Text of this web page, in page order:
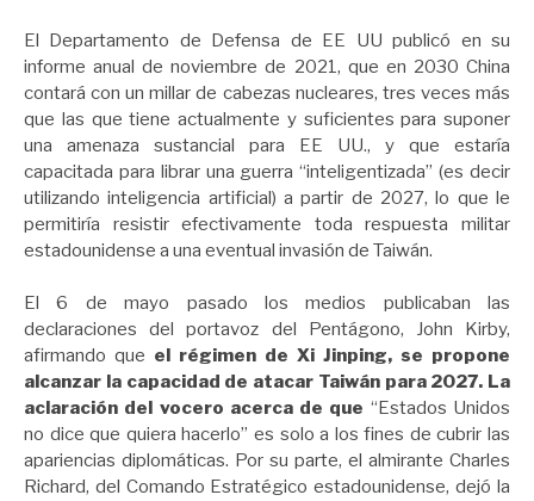
El Departamento de Defensa de EE UU publicó en su
informe anual de noviembre de 2021, que en 2030 China
contará con un millar de cabezas nucleares, tres veces más
que las que tiene actualmente y suficientes para suponer
una amenaza sustancial para EE UU., y que estaría
capacitada para librar una guerra “inteligentizada” (es decir
utilizando inteligencia artificial) a partir de 2027, lo que le
permitiría resistir efectivamente toda respuesta militar
estadounidense a una eventual invasión de Taiwán.
El 6 de mayo pasado los medios publicaban las
declaraciones del portavoz del Pentágono, John Kirby,
afirmando que el régimen de Xi Jinping, se propone
alcanzar la capacidad de atacar Taiwán para 2027. La
aclaración del vocero acerca de que “Estados Unidos
no dice que quiera hacerlo” es solo a los fines de cubrir las
apariencias diplomáticas. Por su parte, el almirante Charles
Richard, del Comando Estratégico estadounidense, dejó la